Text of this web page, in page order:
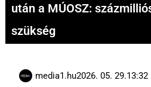
után a MÚOSZ:
szükség
media1.hu2026. 05. 29.13:32